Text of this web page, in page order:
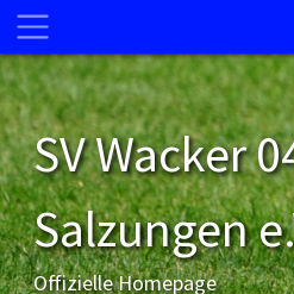
SV Wacker
Salzungen
Offizielle Homepage